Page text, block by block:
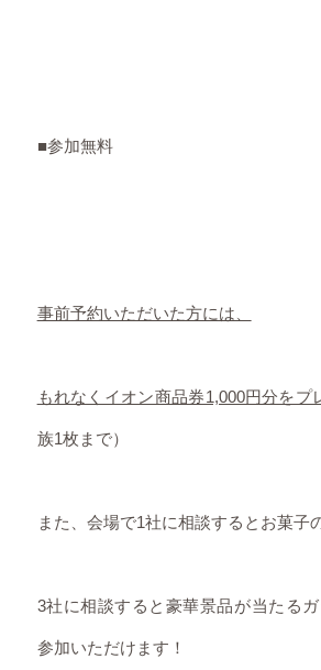
■参加無料
事前予約いただいた方には、
もれなくイオン商品券1,000円分をプ
族1枚まで）
また、会場で1社に相談するとお菓子
3社に相談すると豪華景品が当たる
参加いただけます！